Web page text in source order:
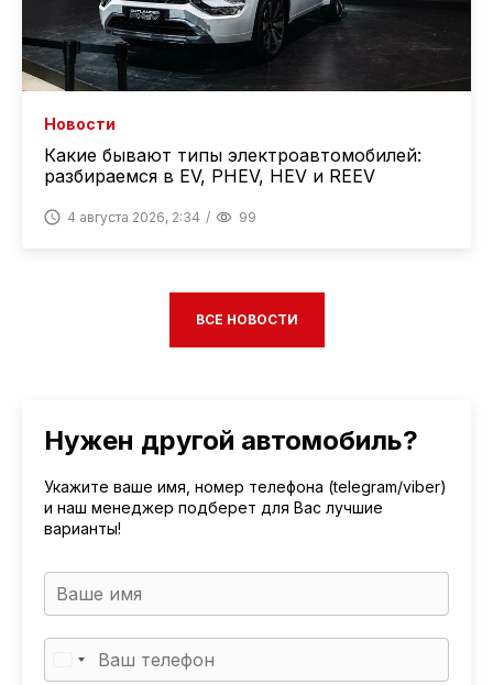
Новости
Какие бывают типы электроавтомобилей:
разбираемся в EV, PHEV, HEV и REEV
4 августа 2026, 2:34 99
ВСЕ НОВОСТИ
Нужен другой автомобиль?
Укажите ваше имя, номер телефона (telegram/viber)
и наш менеджер подберет для Вас лучшие
варианты!